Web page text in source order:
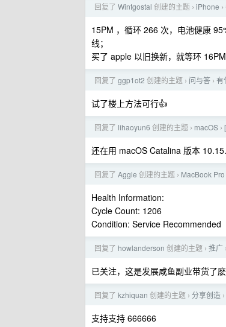
回复了 Wintgostal 创建的主题 › iPhone ›
15PM ，循环 266 次，电池健康
线；
买了 apple 以旧换新，就等环
回复了 ggp1ot2 创建的主题 › 问与答 › 有
试了楼上方法可行👍
回复了 lihaoyun6 创建的主题 › macOS ›
还在用 macOS Catalina 版本
回复了 Aggie 创建的主题 › MacBook Pro
Health Information:
Cycle Count: 1206
Condition: Service Recommended
回复了 howlanderson 创建的主题 › 推广 ›
已关注，这是发展咸鱼副业带货了
回复了 kzhiquan 创建的主题 › 分享创造 ›
支持支持 666666